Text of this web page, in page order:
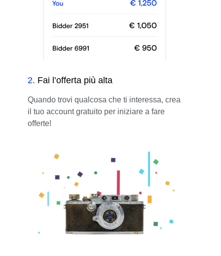
2. Fai l’offerta più alta
Quando trovi qualcosa che ti interessa, crea
il tuo account gratuito per iniziare a fare
offerte!